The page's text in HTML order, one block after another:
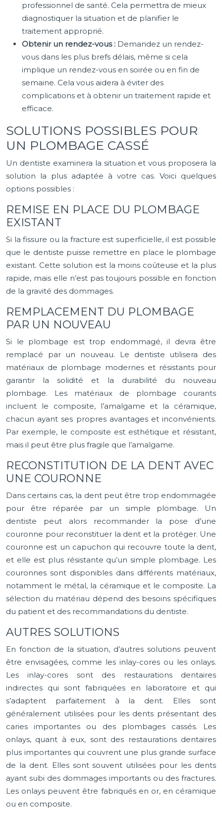
professionnel de santé. Cela permettra de mieux
diagnostiquer la situation et de planifier le
traitement approprié.
Obtenir un rendez-vous : Demandez un rendez-
vous dans les plus brefs délais, même si cela
implique un rendez-vous en soirée ou en fin de
semaine. Cela vous aidera à éviter des
complications et à obtenir un traitement rapide et
efficace.
SOLUTIONS POSSIBLES POUR
UN PLOMBAGE CASSÉ
Un dentiste examinera la situation et vous proposera la
solution la plus adaptée à votre cas. Voici quelques
options possibles :
REMISE EN PLACE DU PLOMBAGE
EXISTANT
Si la fissure ou la fracture est superficielle, il est possible
que le dentiste puisse remettre en place le plombage
existant. Cette solution est la moins coûteuse et la plus
rapide, mais elle n’est pas toujours possible en fonction
de la gravité des dommages.
REMPLACEMENT DU PLOMBAGE
PAR UN NOUVEAU
Si le plombage est trop endommagé, il devra être
remplacé par un nouveau. Le dentiste utilisera des
matériaux de plombage modernes et résistants pour
garantir la solidité et la durabilité du nouveau
plombage. Les matériaux de plombage courants
incluent le composite, l’amalgame et la céramique,
chacun ayant ses propres avantages et inconvénients.
Par exemple, le composite est esthétique et résistant,
mais il peut être plus fragile que l’amalgame.
RECONSTITUTION DE LA DENT AVEC
UNE COURONNE
Dans certains cas, la dent peut être trop endommagée
pour être réparée par un simple plombage. Un
dentiste peut alors recommander la pose d’une
couronne pour reconstituer la dent et la protéger. Une
couronne est un capuchon qui recouvre toute la dent,
et elle est plus résistante qu’un simple plombage. Les
couronnes sont disponibles dans différents matériaux,
notamment le métal, la céramique et le composite. La
sélection du matériau dépend des besoins spécifiques
du patient et des recommandations du dentiste.
AUTRES SOLUTIONS
En fonction de la situation, d’autres solutions peuvent
être envisagées, comme les inlay-cores ou les onlays.
Les inlay-cores sont des restaurations dentaires
indirectes qui sont fabriquées en laboratoire et qui
s’adaptent parfaitement à la dent. Elles sont
généralement utilisées pour les dents présentant des
caries importantes ou des plombages cassés. Les
onlays, quant à eux, sont des restaurations dentaires
plus importantes qui couvrent une plus grande surface
de la dent. Elles sont souvent utilisées pour les dents
ayant subi des dommages importants ou des fractures.
Les onlays peuvent être fabriqués en or, en céramique
ou en composite.